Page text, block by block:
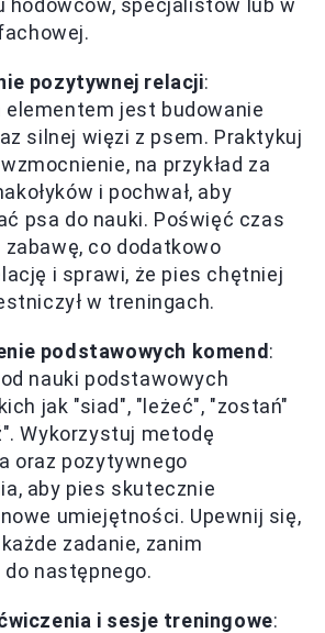
hodowców, specjalistów lub w
pozytywnej relacji:
elementem jest budowanie
silnej więzi z psem. Praktykuj
na przykład za
i pochwał, aby
psa do nauki. Poświęć czas
zabawę, co dodatkowo
i sprawi, że pies chętniej
w treningach.
podstawowych komend :
nauki podstawowych
jak "siad", "leżeć", "zostań"
Wykorzystuj metodę
oraz pozytywnego
aby pies skutecznie
umiejętności. Upewnij się,
zadanie, zanim
następnego.
i sesje treningowe: